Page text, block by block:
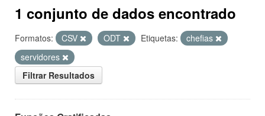
1 conjunto de dados encontrado
Formatos: CSV ODT Etiquetas:
chefias
servidores
Filtrar Resultados